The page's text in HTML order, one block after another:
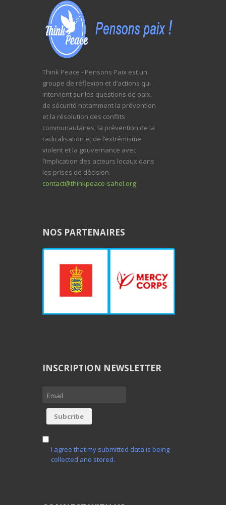
Think Peace - Pensons Paix est un
groupe de réflexion et d’actions qui
intervient sur les questions de paix,
de sécurité notamment la prévention
et la résolution des conflits
communautaires, la prévention de la
radicalisation et de l’extrémisme
violent et la gouvernance avec
l’implication des acteurs locaux dans
les prises de décision.
contact@thinkpeace-sahel.org
NOS PARTENAIRES
INSCRIPTION NEWSLETTER
I agree that my submitted data is being
collected and stored.